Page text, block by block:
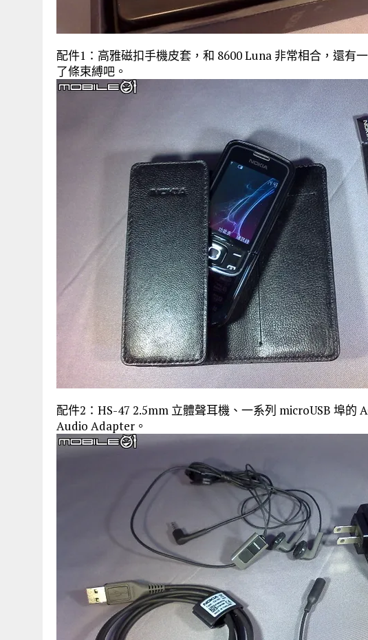
配件1：高雅磁扣手機皮套，和 8600 Luna 非常相合，還有
了條束縛吧。
配件2：HS-47 2.5mm 立體聲耳機、一系列 microUSB 埠的
Audio Adapter。